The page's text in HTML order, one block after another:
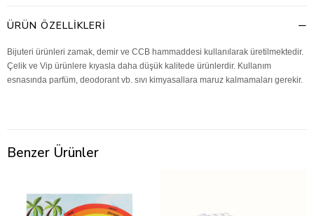
ÜRÜN ÖZELLIKLERI
Bijuteri ürünleri zamak, demir ve CCB hammaddesi kullanılarak üretilmektedir.
Çelik ve Vip ürünlere kıyasla daha düşük kalitede ürünlerdir. Kullanım
esnasında parfüm, deodorant vb. sıvı kimyasallara maruz kalmamaları gerekir.
Benzer Ürünler